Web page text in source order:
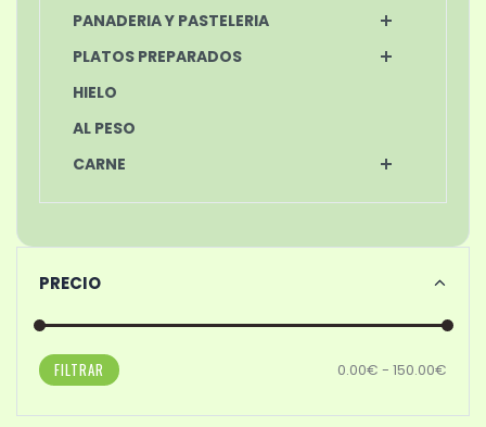
PANADERIA Y PASTELERIA
PLATOS PREPARADOS
HIELO
AL PESO
CARNE
PRECIO
FILTRAR 0.00€ - 150.00€